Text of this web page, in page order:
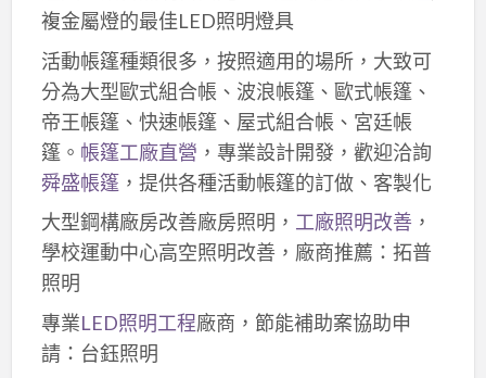
複金屬燈的最佳LED照明燈具
活動帳篷種類很多，按照適用的場所，大致可
分為大型歐式組合帳、波浪帳篷、歐式帳篷、
帝王帳篷、快速帳篷、屋式組合帳、宮廷帳
篷。 帳篷工廠直營 ，專業設計開發，歡迎洽詢
舜盛帳篷，提供各種活動帳篷的訂做、客製化
大型鋼構廠房改善廠房照明， 工廠照明改善，
學校運動中心高空照明改善，廠商推薦：拓普
照明
專業LED照明工程廠商，節能補助案協助申
請：台鈺照明